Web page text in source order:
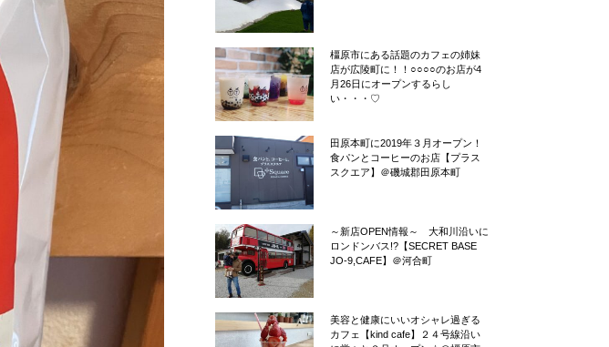
橿原市にある話題のカフェの姉妹
店が広陵町に！！○○○○のお店が4
月26日にオープンするらし
い・・・♡
田原本町に2019年３月オープン！
食パンとコーヒーのお店【プラス
スクエア】＠磯城郡田原本町
～新店OPEN情報～ 大和川沿いに
ロンドンバス!?【SECRET BASE
JO-9,CAFE】＠河合町
美容と健康にいいオシャレ過ぎる
カフェ【kind cafe】２４号線沿い